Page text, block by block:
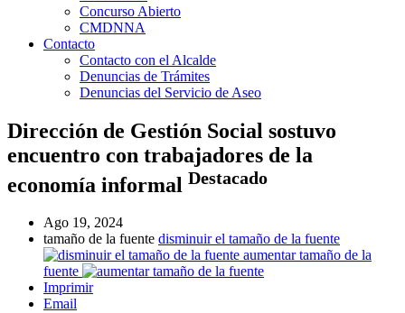
Concurso Abierto
CMDNNA
Contacto
Contacto con el Alcalde
Denuncias de Trámites
Denuncias del Servicio de Aseo
Dirección de Gestión Social sostuvo
encuentro con trabajadores de la
economía informal Destacado
Ago 19, 2024
tamaño de la fuente disminuir el tamaño de la fuente
aumentar tamaño de la
fuente
Imprimir
Email